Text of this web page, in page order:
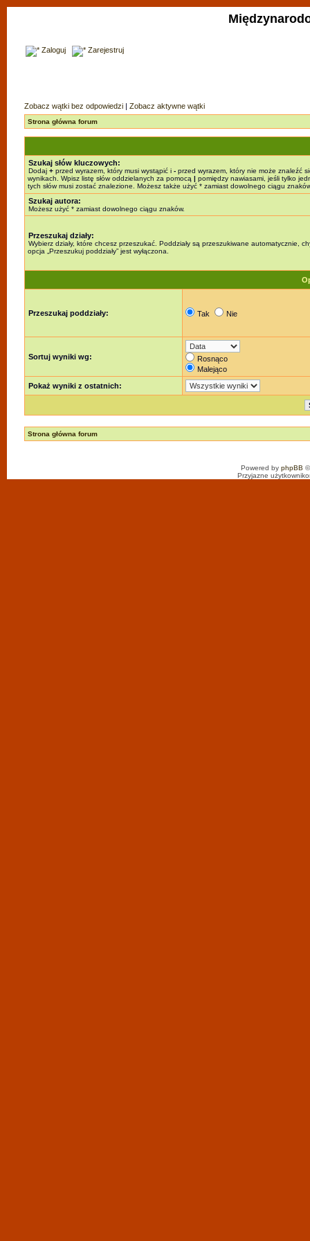
Zaloguj Zarejestruj
Zobacz wątki bez odpowiedzi | Zobacz aktywne wątki
Strona główna forum
Szukaj słów kluczowych:
Dodaj + przed wyrazem, który musi wystąpić i - przed wyrazem, który nie może znaleźć
wynikach. Wpisz listę słów oddzielanych za pomocą | pomiędzy nawiasami, jeśli tylko
tych słów musi zostać znalezione. Możesz także użyć * zamiast dowolnego ciągu
Szukaj autora:
Możesz użyć * zamiast dowolnego ciągu znaków.
Przeszukaj działy:
Wybierz działy, które chcesz przeszukać. Poddziały są przeszukiwane automatycznie,
opcja „Przeszukuj poddziały” jest wyłączona.
Przeszukaj poddziały: Tak Nie
Sortuj wyniki wg:
Rosnąco
Malejąco
Pokaż wyniki z ostatnich:
Strona główna forum
Powered by phpBB
Przyjazne